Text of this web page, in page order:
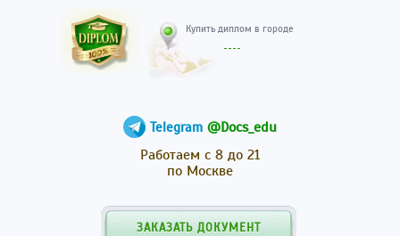
Telegram @Docs_edu
Работаем с 8 до 21
по Москве
ЗАКАЗАТЬ ДОКУМЕНТ